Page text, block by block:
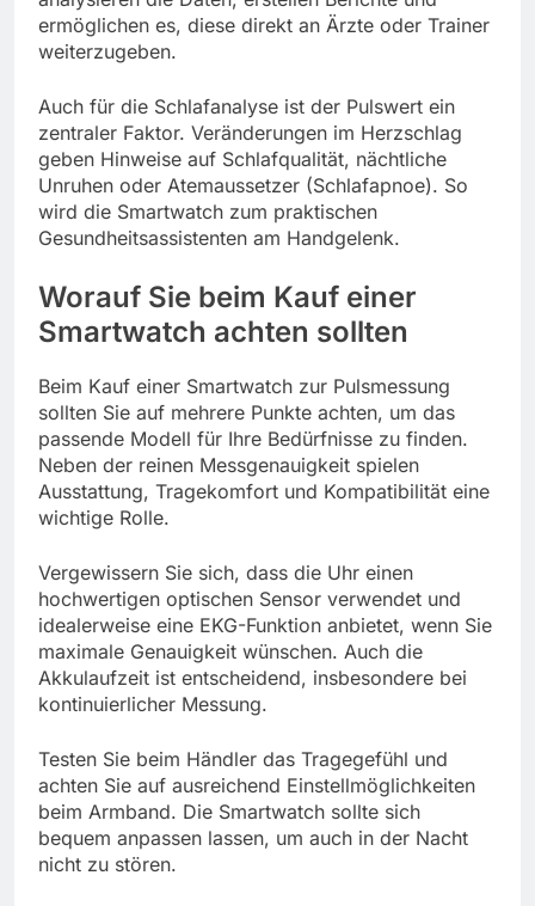
ermöglichen es, diese direkt an Ärzte oder Trainer
weiterzugeben.
Auch für die Schlafanalyse ist der Pulswert ein
zentraler Faktor. Veränderungen im Herzschlag
geben Hinweise auf Schlafqualität, nächtliche
Unruhen oder Atemaussetzer (Schlafapnoe). So
wird die Smartwatch zum praktischen
Gesundheitsassistenten am Handgelenk.
Worauf Sie beim Kauf einer
Smartwatch achten sollten
Beim Kauf einer Smartwatch zur Pulsmessung
sollten Sie auf mehrere Punkte achten, um das
passende Modell für Ihre Bedürfnisse zu finden.
Neben der reinen Messgenauigkeit spielen
Ausstattung, Tragekomfort und Kompatibilität eine
wichtige Rolle.
Vergewissern Sie sich, dass die Uhr einen
hochwertigen optischen Sensor verwendet und
idealerweise eine EKG-Funktion anbietet, wenn Sie
maximale Genauigkeit wünschen. Auch die
Akkulaufzeit ist entscheidend, insbesondere bei
kontinuierlicher Messung.
Testen Sie beim Händler das Tragegefühl und
achten Sie auf ausreichend Einstellmöglichkeiten
beim Armband. Die Smartwatch sollte sich
bequem anpassen lassen, um auch in der Nacht
nicht zu stören.